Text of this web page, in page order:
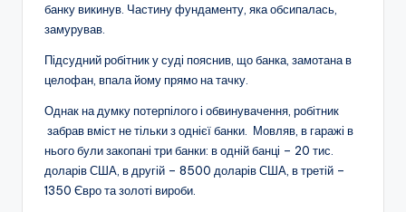
банку викинув. Частину фундаменту, яка обсипалась,
замурував.
Підсудний робітник у суді пояснив, що банка, замотана в
целофан, впала йому прямо на тачку.
Однак на думку потерпілого і обвинувачення, робітник
забрав вміст не тільки з однієї банки. Мовляв, в гаражі в
нього були закопані три банки: в одній банці – 20 тис.
доларів США, в другій – 8500 доларів США, в третій –
1350 Євро та золоті вироби.